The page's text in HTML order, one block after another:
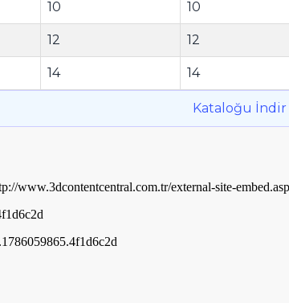
10 10
12 12
14 14
Kataloğu İndir